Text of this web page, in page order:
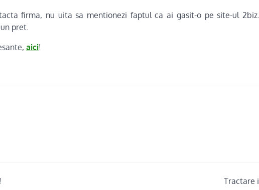
firma, nu uita sa mentionezi faptul ca ai gasit-o pe site-ul
pret.
aici!
Tractare